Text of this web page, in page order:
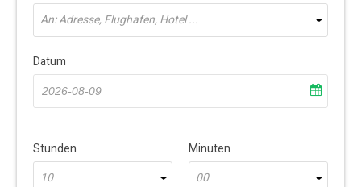
An: Adresse, Flughafen, Hotel ...
Datum
Stunden
10
Minuten
00